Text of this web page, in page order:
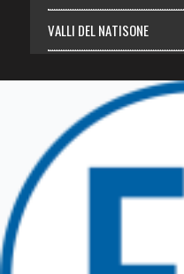
VALLI DEL NATISONE
TRICESIMO
TARCENTO
GEMONA DEL FRIULI